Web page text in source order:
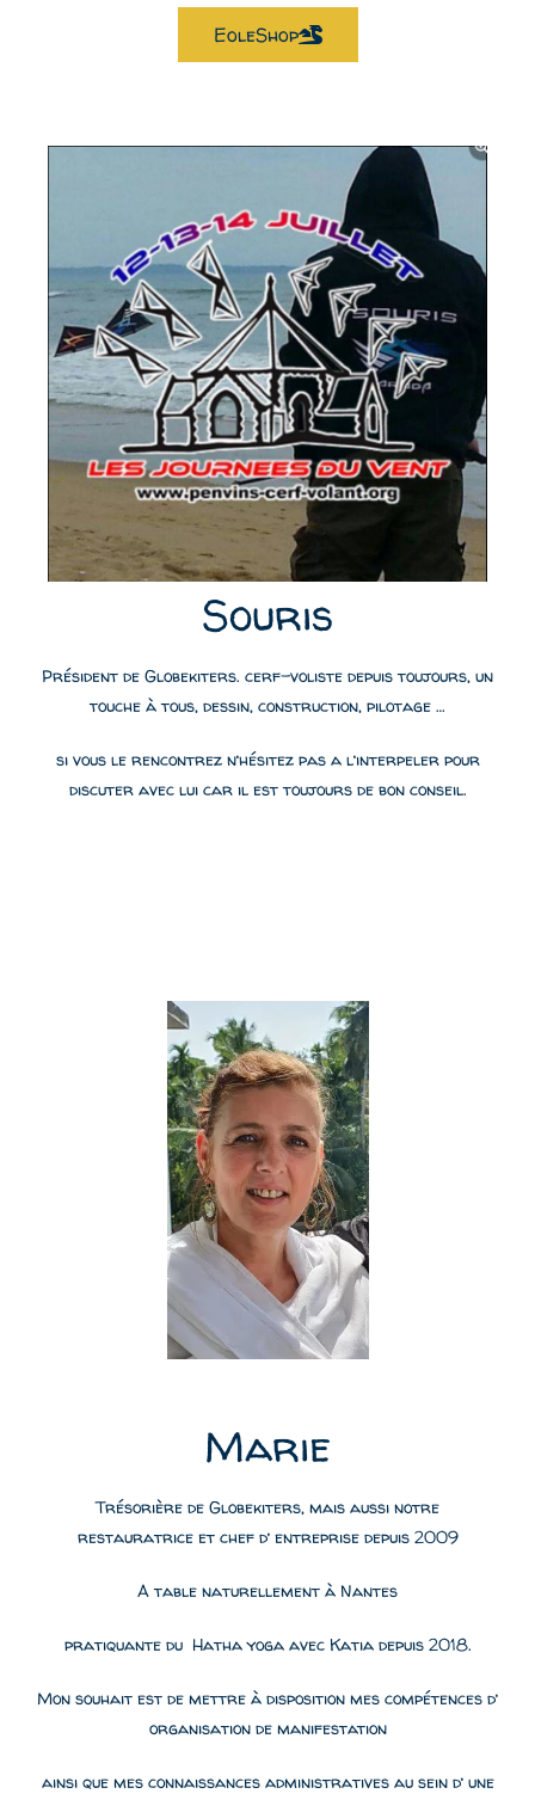
EoleShop
Souris
Président de Globekiters. cerf-voliste depuis toujours, un
touche à tous, dessin, construction, pilotage …
si vous le rencontrez n’hésitez pas a l’interpeler pour
discuter avec lui car il est toujours de bon conseil.
Marie
Trésorière de Globekiters, mais aussi notre
restauratrice et chef d’ entreprise depuis 2009
A table naturellement à Nantes
pratiquante du Hatha yoga avec Katia depuis 2018.
Mon souhait est de mettre à disposition mes compétences d’
organisation de manifestation
ainsi que mes connaissances administratives au sein d’ une